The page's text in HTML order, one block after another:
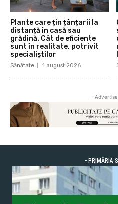
Plante care țin țânțarii la
distanță în casă sau
grădină. Cât de eficiente
sunt în realitate, potrivit
specialiștilor
Sănătate 1 august 2026
-
- PRIMĂRIA